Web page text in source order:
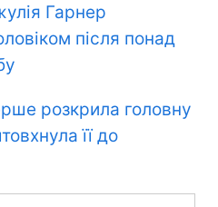
Гарнер
після понад
розкрила головну
її до